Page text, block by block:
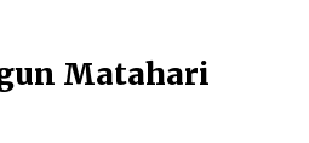
itu adalah karya seni yang
Gereja akan
Matahari